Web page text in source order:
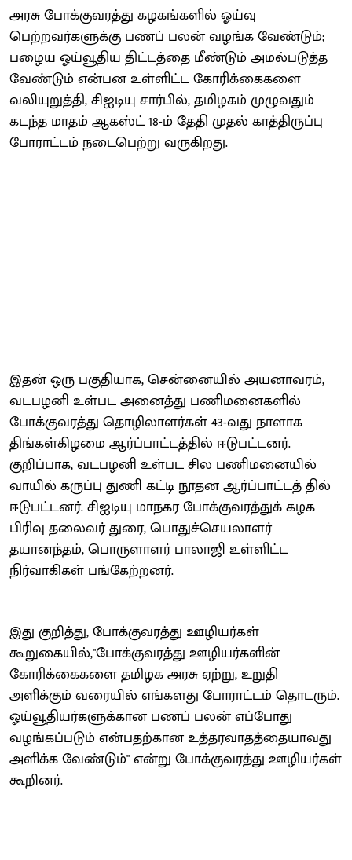
அரசு போக்குவரத்து கழகங்களில் ஓய்வு
பெற்றவர்களுக்கு பணப் பலன் வழங்க வேண்டும்;
பழைய ஓய்வூதிய திட்டத்தை மீண்டும் அமல்படுத்த
வேண்டும் என்பன உள்ளிட்ட கோரிக்கைகளை
வலியுறுத்தி, சிஐடியு சார்பில், தமிழகம் முழுவதும்
கடந்த மாதம் ஆகஸ்ட் 18-ம் தேதி முதல் காத்திருப்பு
போராட்டம் நடைபெற்று வருகிறது.
இதன் ஒரு பகுதியாக, சென்னையில் அயனாவரம்,
வடபழனி உள்பட அனைத்து பணிமனைகளில்
போக்குவரத்து தொழிலாளர்கள் 43-வது நாளாக
திங்கள்கிழமை ஆர்ப்பாட்டத்தில் ஈடுபட்டனர்.
குறிப்பாக, வடபழனி உள்பட சில பணிமனையில்
வாயில் கருப்பு துணி கட்டி நூதன ஆர்ப்பாட்டத் தில்
ஈடுபட்டனர். சிஐடியு மாநகர போக்குவரத்துக் கழக
பிரிவு தலைவர் துரை, பொதுச்செயலாளர்
தயானந்தம், பொருளாளர் பாலாஜி உள்ளிட்ட
நிர்வாகிகள் பங்கேற்றனர்.
இது குறித்து, போக்குவரத்து ஊழியர்கள்
கூறுகையில்,"போக்குவரத்து ஊழியர்களின்
கோரிக்கைகளை தமிழக அரசு ஏற்று, உறுதி
அளிக்கும் வரையில் எங்களது போராட்டம் தொடரும்.
ஓய்வூதியர்களுக்கான பணப் பலன் எப்போது
வழங்கப்படும் என்பதற்கான உத்தரவாதத்தையாவது
அளிக்க வேண்டும்" என்று போக்குவரத்து ஊழியர்கள்
கூறினர்.